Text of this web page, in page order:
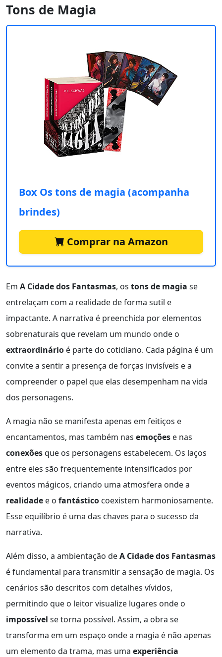
Tons de Magia
Box Os tons de magia (acompanha
brindes)
Comprar na Amazon
Em A Cidade dos Fantasmas, os tons de magia se
entrelaçam com a realidade de forma sutil e
impactante. A narrativa é preenchida por elementos
sobrenaturais que revelam um mundo onde o
extraordinário é parte do cotidiano. Cada página é um
convite a sentir a presença de forças invisíveis e a
compreender o papel que elas desempenham na vida
dos personagens.
A magia não se manifesta apenas em feitiços e
encantamentos, mas também nas emoções e nas
conexõesque os personagens estabelecem. Os laços
entre eles são frequentemente intensificados por
eventos mágicos, criando uma atmosfera onde a
realidade e o fantástico coexistem harmoniosamente.
Esse equilíbrio é uma das chaves para o sucesso da
narrativa.
Além disso, a ambientação deA Cidade dos Fantasmas
é fundamental para transmitir a sensação de magia. Os
cenários são descritos com detalhes vívidos,
permitindo que o leitor visualize lugares onde o
impossível se torna possível. Assim, a obra se
transforma em um espaço onde a magia é não apenas
um elemento da trama, mas uma experiência